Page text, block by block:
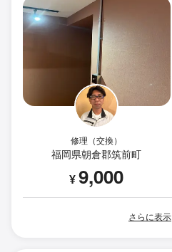
修理（交換）
福岡県朝倉郡筑前町
¥9,000
さらに表示